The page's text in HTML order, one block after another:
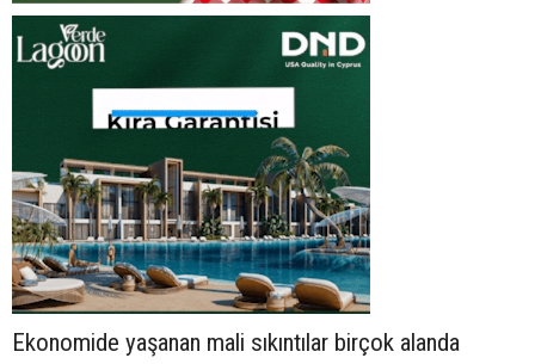
Ekonomide yaşanan mali sıkıntılar birçok alanda